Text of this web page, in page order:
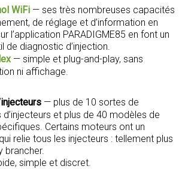
WiFi — ses très nombreuses capacités
de réglage et d’information en
l’application PARADIGME85 en font un
de diagnostic d’injection.
— simple et plug-and-play, sans
ni affichage.
— plus de 10 sortes de
et plus de 40 modèles de
Certains moteurs ont un
relie tous les injecteurs : tellement plus
brancher.
simple et discret.